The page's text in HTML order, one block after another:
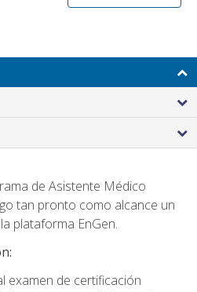
de Asistente Médico
tan pronto como alcance un
plataforma EnGen.
examen de certificación